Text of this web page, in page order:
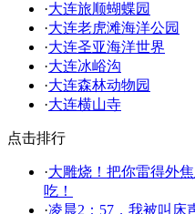
·大连旅顺蝴蝶园
·大连老虎滩海洋公园
·大连圣亚海洋世界
·大连冰峪沟
·大连森林动物园
·大连横山寺
点击排行
·大雕烧！把你雷得外
吃！
·凌晨2：57，我被叫床